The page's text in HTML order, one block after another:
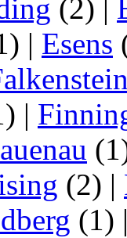
(2) |
| Esens
|
(2) |
(1)